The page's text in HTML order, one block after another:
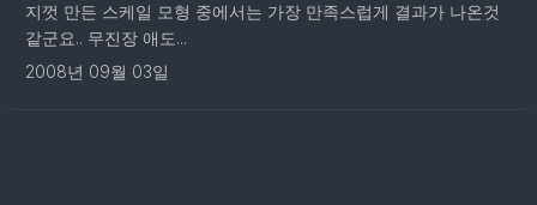
지껏 만든 스케일 모형 중에서는 가장 만족스럽게 결과가 나온것
같군요.. 무진장 애도...
2008년 09월 03일